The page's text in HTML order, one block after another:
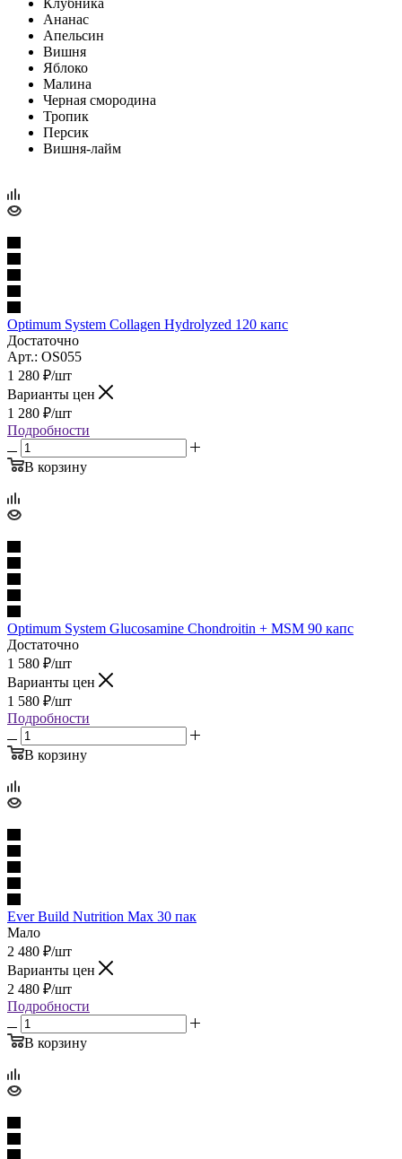
Ананас
Апельсин
Вишня
Яблоко
Малина
Черная смородина
Тропик
Персик
Вишня-лайм
Optimum System Collagen Hydrolyzed 120 капс
Достаточно
Арт.: OS055
1 280 ₽/шт
Варианты цен
1 280 ₽/шт
Подробности
В корзину
Optimum System Glucosamine Chondroitin + MSM 90 капс
Достаточно
1 580 ₽/шт
Варианты цен
1 580 ₽/шт
Подробности
В корзину
Ever Build Nutrition Max 30 пак
Мало
2 480 ₽/шт
Варианты цен
2 480 ₽/шт
Подробности
В корзину